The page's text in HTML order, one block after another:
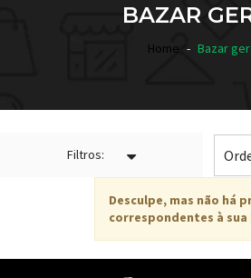
BAZAR
Home Bazar
Filtros:
Desculpe, mas não há
correspondentes à sua